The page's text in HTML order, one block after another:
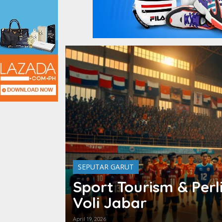
SEPUTAR GARUT
Sport Tourism &
Voli Jabar
April 19, 2026